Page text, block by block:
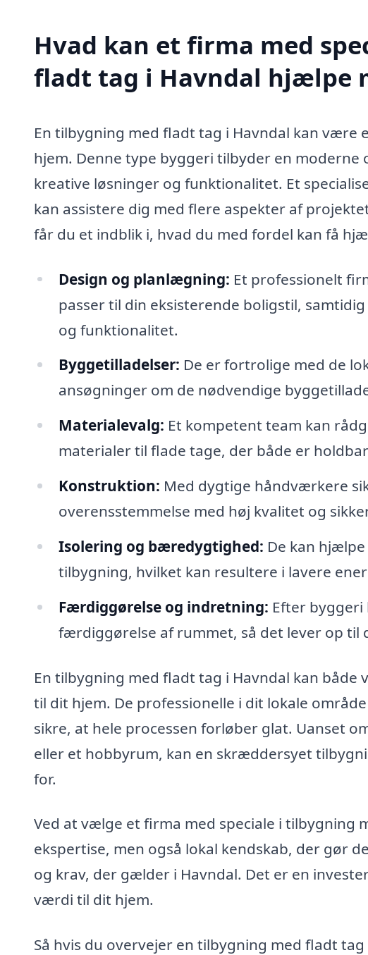
Hvad kan et firma med
fladt tag i Havndal hjælpe
En tilbygning med fladt tag i Havndal kan være
hjem. Denne type byggeri tilbyder en
kreative løsninger og funktionalitet. Et
kan assistere dig med flere aspekter af
får du et indblik i, hvad du med fordel kan få
Design og planlægning: Et professionelt
passer til din eksisterende boligstil,
og funktionalitet.
Byggetilladelser: De er fortrolige med de
ansøgninger om de nødvendige
Materialevalg: Et kompetent team kan
materialer til flade tage, der både er
Konstruktion: Med dygtige håndværkere
overensstemmelse med høj kvalitet og
Isolering og bæredygtighed: De kan
tilbygning, hvilket kan resultere i lavere
Færdiggørelse og indretning: Efter
færdiggørelse af rummet, så det lever op til
En tilbygning med fladt tag i Havndal kan
til dit hjem. De professionelle i dit lokale
sikre, at hele processen forløber glat. Uanset
eller et hobbyrum, kan en skræddersyet
for.
Ved at vælge et firma med speciale i tilbygning
ekspertise, men også lokal kendskab, der gør
og krav, der gælder i Havndal. Det er en
værdi til dit hjem.
Så hvis du overvejer en tilbygning med fladt